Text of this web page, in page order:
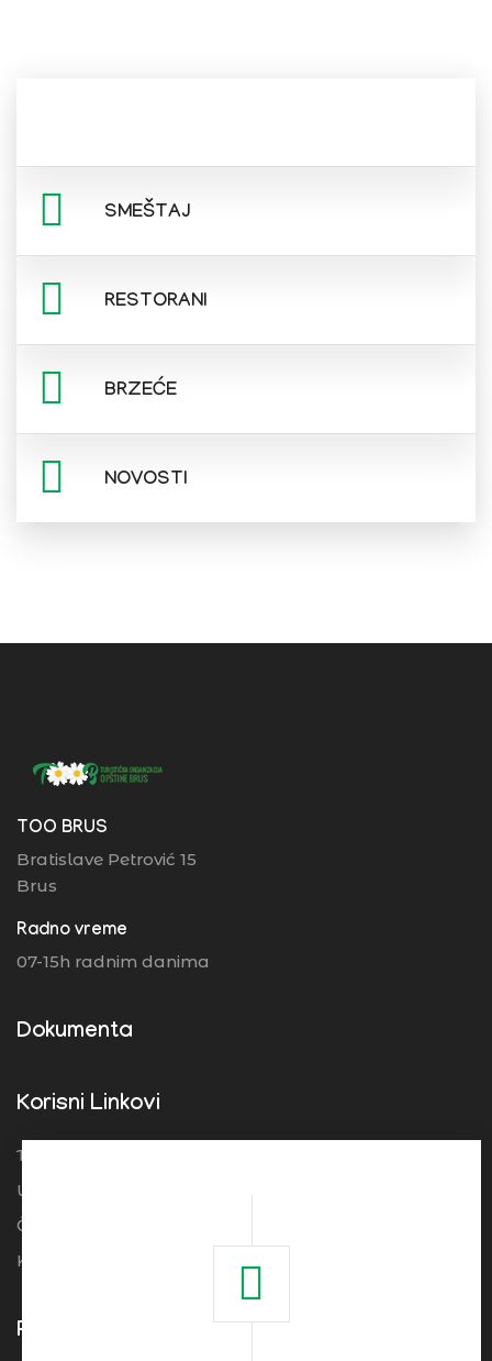
SMEŠTAJ
RESTORANI
BRZEĆE
NOVOSTI
TOO BRUS
Bratislave Petrović 15
Brus
Radno vreme
07-15h radnim danima
Dokumenta
Korisni Linkovi
Turistička organizacija Srbije
Ugostitelji
Često postavljena pitanja
Kolačići
Pogledajte